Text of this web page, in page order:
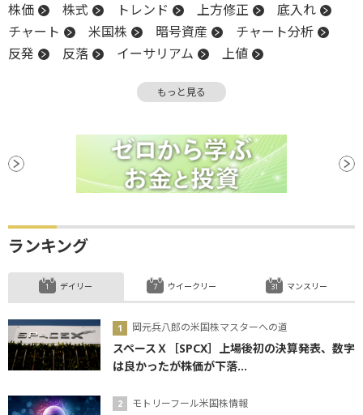
株価 株式 トレンド 上方修正
底入れ
チャート
米国株 暗号資産
チャート分析
反発
反落 イーサリアム
上値
もっと見る
ランキング
デイリー
岡元兵八郎の米国株マスターへの道
スペースＸ［SPCX］上場後初の決算発表、数字
は良かったが株価が下落...
モトリーフール米国株情報
ウイークリー マンスリー